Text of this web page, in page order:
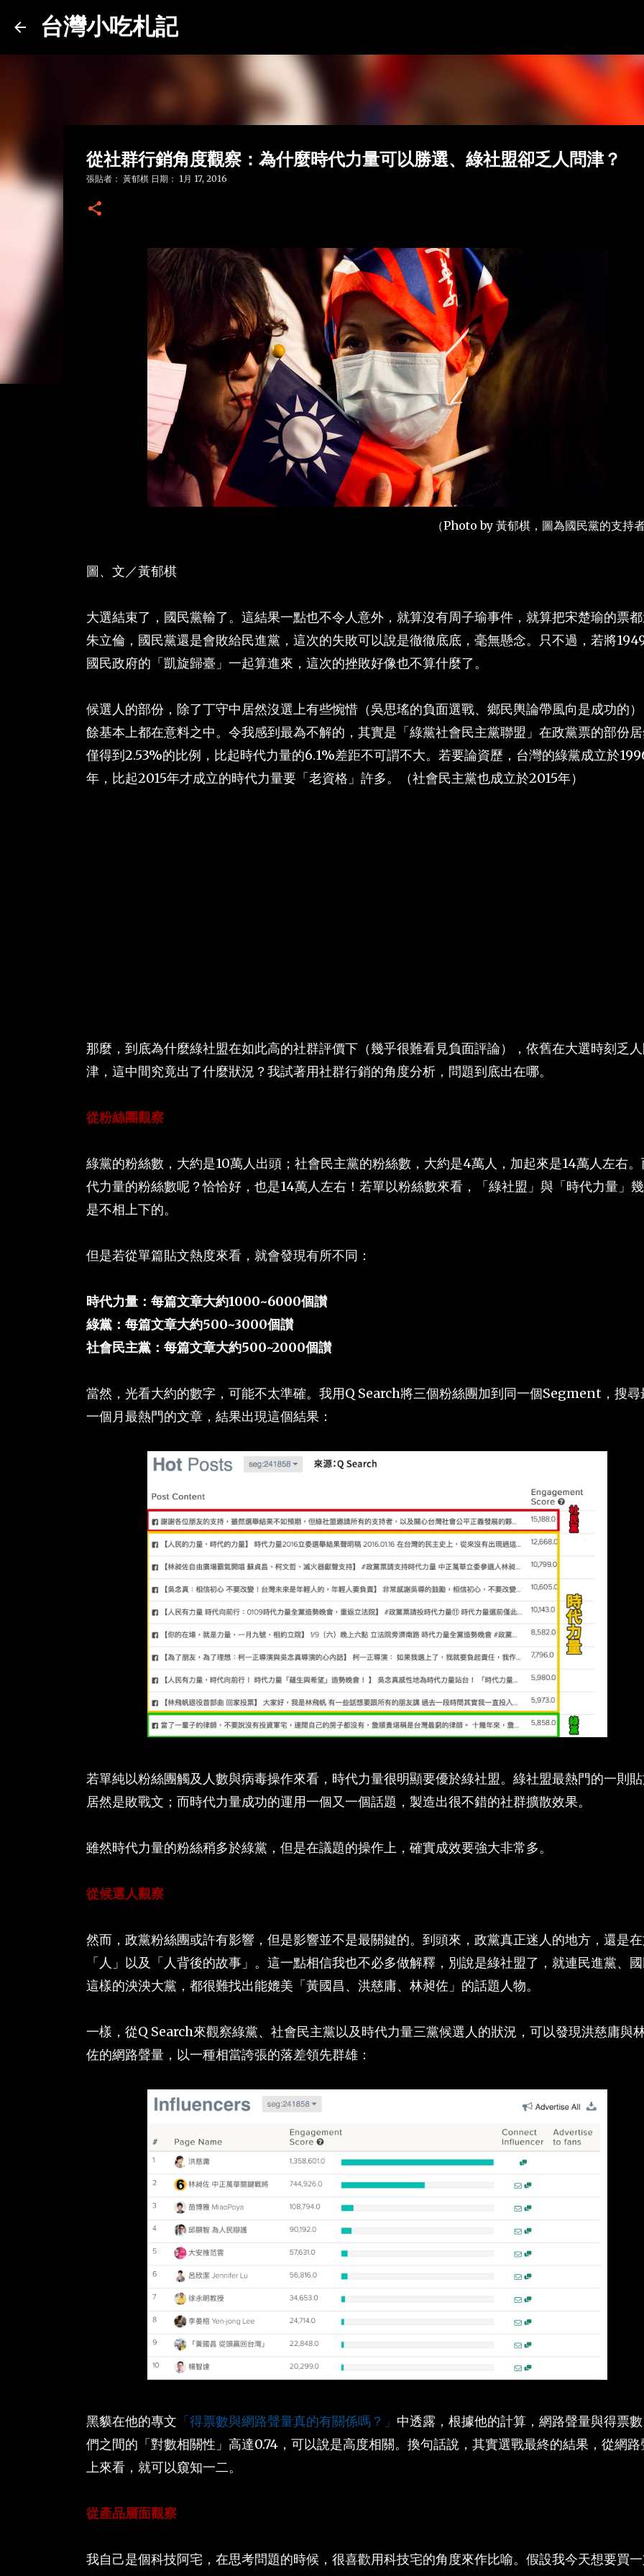
台灣小吃札記
從社群行銷角度觀察：為什麼時代力量可以勝選、綠社盟卻乏人問津？
張貼者： 黃郁棋 日期： 1月 17, 2016
（Photo by 黃郁棋，圖為國民黨的支持
圖、文／黃郁棋
大選結束了，國民黨輸了。這結果一點也不令人意外，就算沒有周子瑜事件，就算把宋楚瑜的票
朱立倫，國民黨還是會敗給民進黨，這次的失敗可以說是徹徹底底，毫無懸念。只不過，若將
國民政府的「凱旋歸臺」一起算進來，這次的挫敗好像也不算什麼了。
候選人的部份，除了丁守中居然沒選上有些惋惜（吳思瑤的負面選戰、鄉民輿論帶風向是成功的
餘基本上都在意料之中。令我感到最為不解的，其實是「綠黨社會民主黨聯盟」在政黨票的部份
僅得到2.53%的比例，比起時代力量的6.1%差距不可謂不大。若要論資歷，台灣的綠黨成立於
年，比起2015年才成立的時代力量要「老資格」許多。（社會民主黨也成立於2015年）
那麼，到底為什麼綠社盟在如此高的社群評價下（幾乎很難看見負面評論），依舊在大選時刻乏
津，這中間究竟出了什麼狀況？我試著用社群行銷的角度分析，問題到底出在哪。
從粉絲團觀察
綠黨的粉絲數，大約是10萬人出頭；社會民主黨的粉絲數，大約是4萬人，加起來是14萬人左右。
代力量的粉絲數呢？恰恰好，也是14萬人左右！若單以粉絲數來看，「綠社盟」與「時代力量」
是不相上下的。
但是若從單篇貼文熱度來看，就會發現有所不同：
時代力量：每篇文章大約1000~6000個讃
綠黨：每篇文章大約500~3000個讃
社會民主黨：每篇文章大約500~2000個讃
當然，光看大約的數字，可能不太準確。我用Q Search將三個粉絲團加到同一個Segment，搜尋
一個月最熱門的文章，結果出現這個結果：
若單純以粉絲團觸及人數與病毒操作來看，時代力量很明顯要優於綠社盟。綠社盟最熱門的一則
居然是敗戰文；而時代力量成功的運用一個又一個話題，製造出很不錯的社群擴散效果。
雖然時代力量的粉絲稍多於綠黨，但是在議題的操作上，確實成效要強大非常多。
從候選人觀察
然而，政黨粉絲團或許有影響，但是影響並不是最關鍵的。到頭來，政黨真正迷人的地方，還是
「人」以及「人背後的故事」。這一點相信我也不必多做解釋，別說是綠社盟了，就連民進黨、
這樣的泱泱大黨，都很難找出能媲美「黃國昌、洪慈庸、林昶佐」的話題人物。
一樣，從Q Search來觀察綠黨、社會民主黨以及時代力量三黨候選人的狀況，可以發現洪慈庸與
佐的網路聲量，以一種相當誇張的落差領先群雄：
黑貘在他的專文 「得票數與網路聲量真的有關係嗎？」 中透露，根據他的計算，網路聲量與得票
們之間的「對數相關性」高達0.74，可以說是高度相關。換句話說，其實選戰最終的結果，從網路
上來看，就可以窺知一二。
從產品層面觀察
我自己是個科技阿宅，在思考問題的時候，很喜歡用科技宅的角度來作比喻。假設我今天想要買